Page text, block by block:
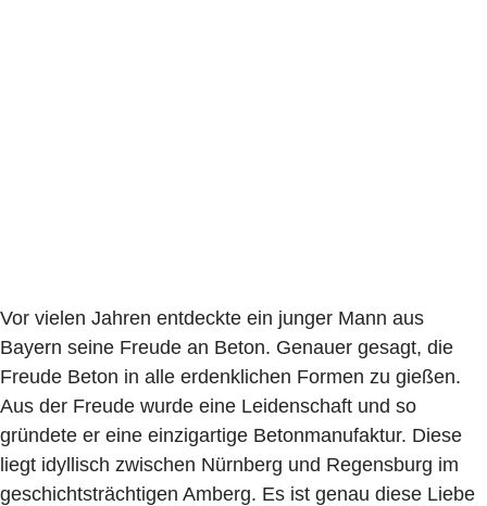
Vor vielen Jahren entdeckte ein junger Mann aus
Bayern seine Freude an Beton. Genauer gesagt, die
Freude Beton in alle erdenklichen Formen zu gießen.
Aus der Freude wurde eine Leiden­schaft und so
gründete er eine einzig­artige Beton­manufaktur. Diese
liegt idyllisch zwischen Nürnberg und Regensburg im
geschichts­trächtigen Amberg. Es ist genau diese Liebe